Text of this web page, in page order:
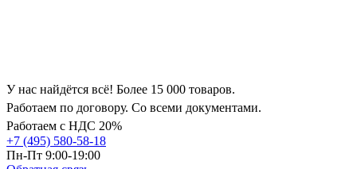
У нас найдётся всё! Более 15 000 товаров.
Работаем по договору. Со всеми документами.
Работаем с НДС 20%
+7 (495) 580-58-18
Пн-Пт 9:00-19:00